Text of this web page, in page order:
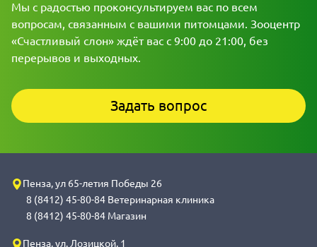
Мы с радостью проконсультируем вас по всем
вопросам, связанным с вашими питомцами. Зооцентр
«Счастливый слон» ждёт вас с 9:00 до 21:00, без
перерывов и выходных.
Задать вопрос
Пенза, ул 65-летия Победы 26
8 (8412) 45-80-84 Ветеринарная клиника
8 (8412) 45-80-84 Магазин
Пенза, ул. Лозицкой, 1